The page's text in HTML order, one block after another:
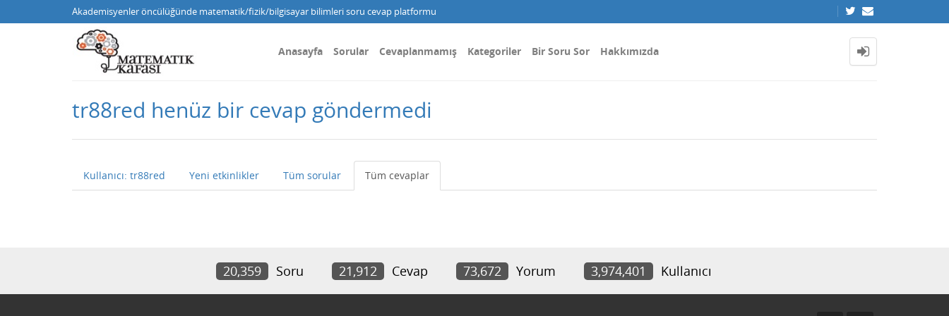
Akademisyenler öncülüğünde matematik/fizik/bilgisayar bilimleri soru cevap platformu
Anasayfa Sorular Cevaplanmamış Kategoriler Bir Soru Sor Hakkımızda
tr88red henüz bir cevap göndermedi
Kullanıcı: tr88red Yeni etkinlikler Tüm sorular Tüm cevaplar
20,359 Soru 21,912 Cevap 73,672 Yorum 3,974,401 Kullanıcı